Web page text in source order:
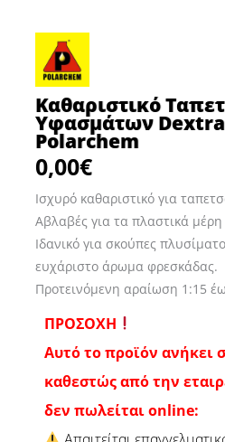
Καθαριστικό
Υφασμάτων
Polarchem
0,00€
Ισχυρό καθαριστικό για
Αβλαβές για τα πλαστικά
Ιδανικό για σκούπες
ευχάριστο άρωμα φρεσκάδας.
Προτεινόμενη αραίωση 1:15
ΠΡΟΣΟΧΗ
Αυτό το προϊόν ανήκει
καθεστώς από την
δεν πωλείται online: